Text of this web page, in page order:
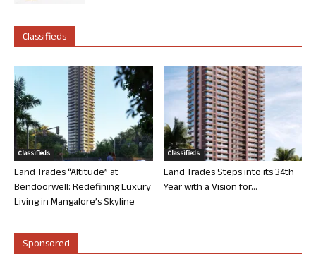
Classifieds
Classifieds
Land Trades “Altitude” at
Bendoorwell: Redefining Luxury
Living in Mangalore’s Skyline
Classifieds
Land Trades Steps into its 34th
Year with a Vision for...
Sponsored